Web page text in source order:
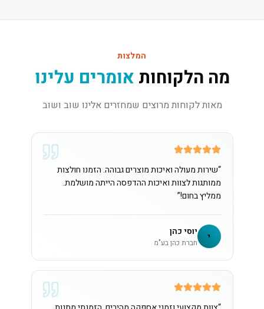
המלצות
מה הלקוחות אומרים עלינו
מאות לקוחות מרוצים שמחזרים אלינו שוב ושוב
“שירות מעולה ואיכות מוצרים גבוהה. הזמנו חולצות
ממותגות לצוות ואיכות ההדפסה הייתה מושלמת.
ממליץ בחום!”
י יוסי כהן
חברת כהן בע"מ